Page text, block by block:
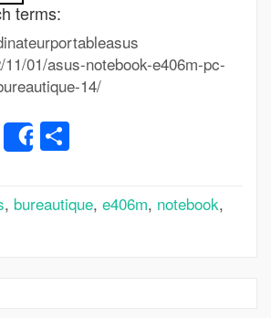
terms:
01/asus-notebook-e406m-pc-
14/
Email
Share
, bureautique, e406m, notebook,